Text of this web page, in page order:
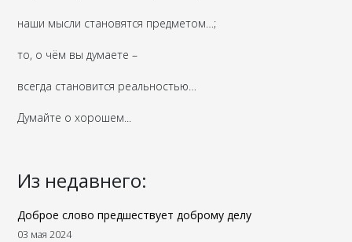
наши мысли становятся предметом…;
то, о чём вы думаете –
всегда становится реальностью…
Думайте о хорошем...
Из недавнего:
Доброе слово предшествует доброму делу
03 мая 2024